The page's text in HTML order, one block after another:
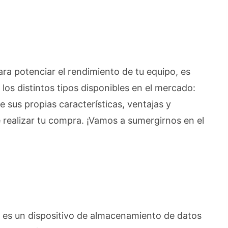
potenciar el rendimiento de tu equipo, es
distintos tipos disponibles en el mercado:
sus propias características, ventajas y
tu compra. ¡Vamos a sumergirnos en el
un dispositivo de almacenamiento de datos